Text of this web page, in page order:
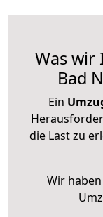
Was
Bad
Ein
die Last zu
Wir